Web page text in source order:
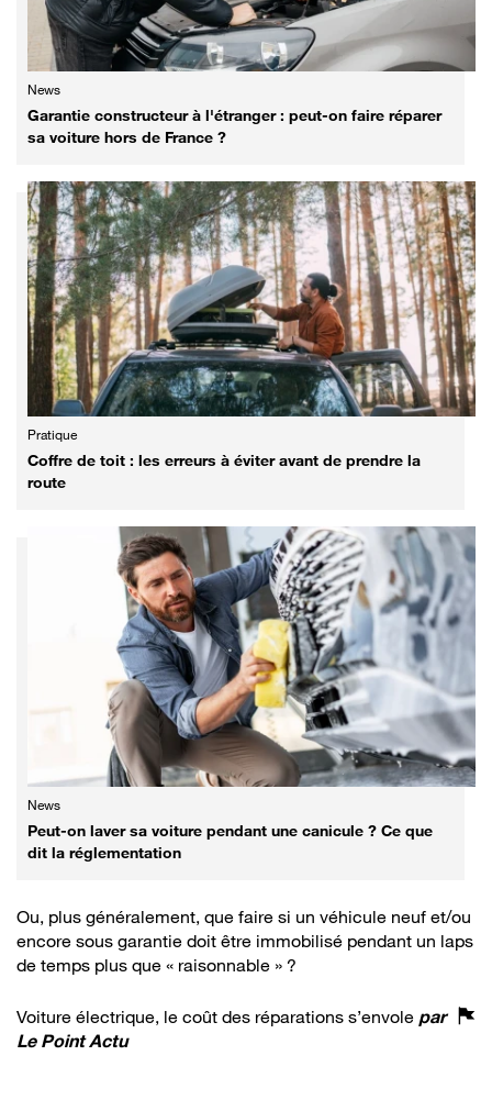
News
Garantie constructeur à l'étranger : peut-on faire réparer
sa voiture hors de France ?
Pratique
Coffre de toit : les erreurs à éviter avant de prendre la
route
News
Peut-on laver sa voiture pendant une canicule ? Ce que
dit la réglementation
Ou, plus généralement, que faire si un véhicule neuf et/ou
encore sous garantie doit être immobilisé pendant un laps
de temps plus que « raisonnable » ?
Voiture électrique, le coût des réparations s’envole par
Le Point Actu